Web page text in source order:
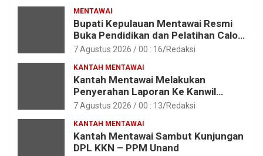
MENTAWAI
Bupati Kepulauan Mentawai Resmi
Buka Pendidikan dan Pelatihan Calon
Paskibraka Tahun 2026
7 Agustus 2026 / 00 : 16 Redaksi
KANTAH MENTAWAI
Kantah Mentawai Melakukan
Penyerahan Laporan Ke Kanwil
Kemen ATR/BPN RI Sumbar
7 Agustus 2026 / 00 : 13 Redaksi
KANTAH MENTAWAI
Kantah Mentawai Sambut Kunjungan
DPL KKN – PPM Unand